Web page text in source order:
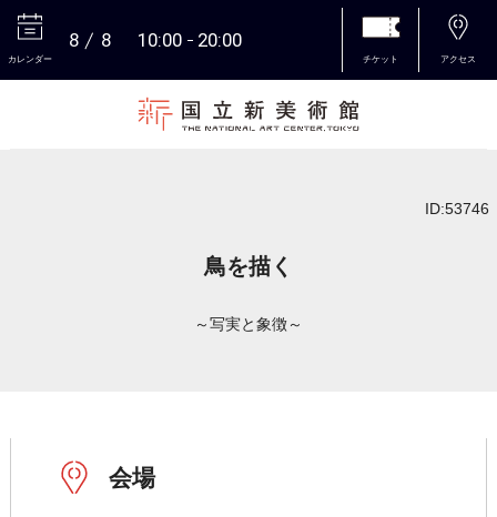
カレンダー
8 8 10:00 20:00
チケット アクセス
ID:53746
鳥を描く
～写実と象徴～
会場